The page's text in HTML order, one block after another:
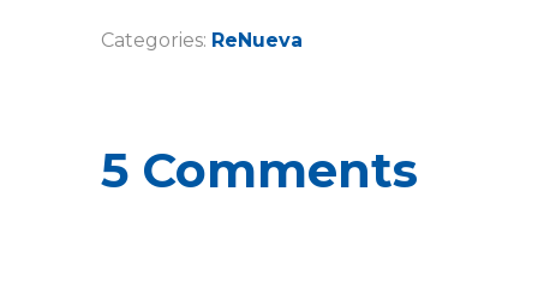
Categories: ReNueva
5 Comments